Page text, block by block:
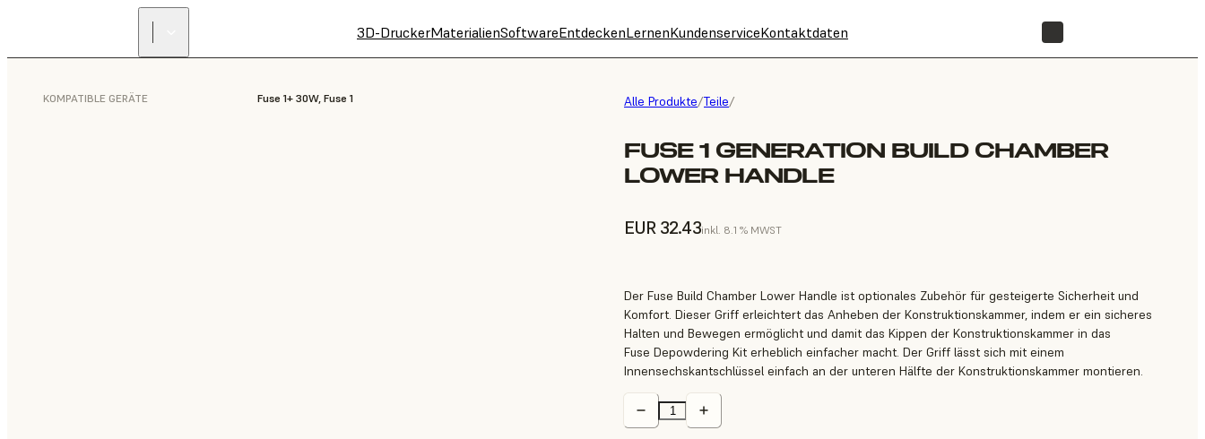
3D-DruckerMaterialienSoftwareEntdeckenLernenKundenserviceKontaktdaten
Alle Produkte/Teile/
FUSE 1 GENERATION BUILD CHAMBER
LOWER HANDLE
EUR 32.43inkl. 8.1 % MWST
KOMPATIBLE GERÄTE Fuse 1+ 30W, Fuse 1
Der Fuse Build Chamber Lower Handle ist optionales Zubehör für gesteigerte Sicherheit und
Komfort. Dieser Griff erleichtert das Anheben der Konstruktionskammer, indem er ein sicheres
Halten und Bewegen ermöglicht und damit das Kippen der Konstruktionskammer in das
Fuse Depowdering Kit erheblich einfacher macht. Der Griff lässt sich mit einem
Innensechskantschlüssel einfach an der unteren Hälfte der Konstruktionskammer montieren.